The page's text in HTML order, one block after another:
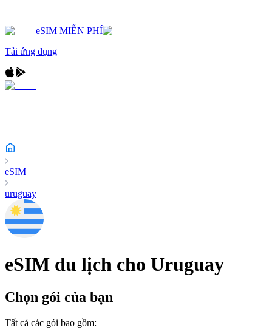
eSIM MIỄN PHÍ
Tải ứng dụng
eSIM
uruguay
eSIM du lịch cho Uruguay
Chọn gói của bạn
Tất cả các gói bao gồm: